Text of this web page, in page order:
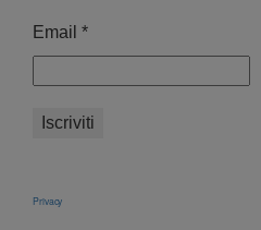
Email *
Privacy